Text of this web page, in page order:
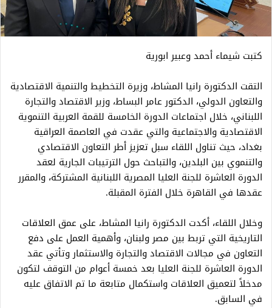
كتبت شيماء أحمد وعبير ابورية
التقت الدكتورة رانيا المشاط، وزيرة التخطيط والتنمية الاقتصادية
والتعاون الدولي، الدكتور عامر البساط، وزير الاقتصاد والتجارة
اللبناني، خلال اجتماعات الدورة الخامسة للقمة العربية التنموية
الاقتصادية والاجتماعية والتي عقدت في العاصمة العراقية
بغداد، حيث تناول اللقاء سبل تعزيز أطر التعاون الاقتصادي
والتنموي بين البلدين، والتباحث حول الترتيبات الجارية لعقد
الدورة العاشرة للجنة العليا المصرية اللبنانية المشتركة، والمقرر
عقدها في القاهرة خلال الفترة المقبلة.
وخلال اللقاء، أكدت الدكتورة رانيا المشاط، على عمق العلاقات
التاريخية التي تربط بين مصر ولبنان، وأهمية العمل على دفع
التعاون في مجالات الاقتصاد والتجارة والاستثمار وتأتي عقد
الدورة العاشرة للجنة العليا بعد خمسة أعوام من التوقف لتكون
مدخلاً لتعميق العلاقات واستكمال متابعة ما تم الاتفاق عليه
في السابق.